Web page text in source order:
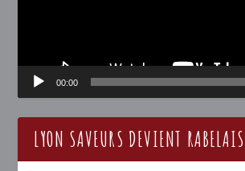
00:00
LYON SAVEURS DEVIENT